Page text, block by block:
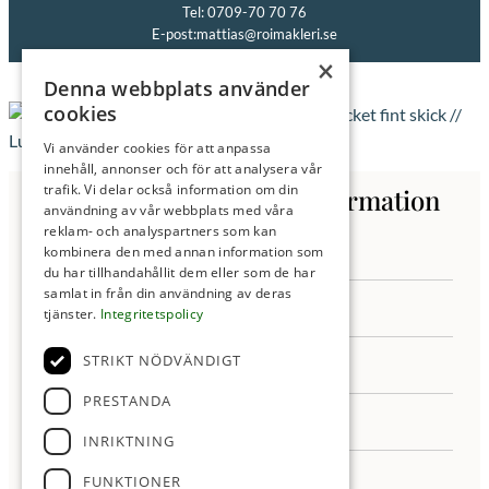
Tel: 0709-70 70 76
E-post:mattias@roimakleri.se
Kontakta oss för mer information
×
Denna webbplats använder
cookies
Vi använder cookies för att anpassa
innehåll, annonser och för att analysera vår
trafik. Vi delar också information om din
användning av vår webbplats med våra
reklam- och analyspartners som kan
kombinera den med annan information som
du har tillhandahållit dem eller som de har
samlat in från din användning av deras
tjänster. Integritetspolicy
STRIKT NÖDVÄNDIGT
PRESTANDA
INRIKTNING
FUNKTIONER